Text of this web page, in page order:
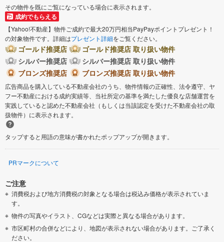
その物件を既にご覧になっている場合に表示されます。
成約でもらえる
【Yahoo!不動産】物件ご成約で最大20万円相当PayPayポイントプレゼント！
の対象物件です。詳細はプレゼント詳細をご覧ください。
ゴールド推奨店
ゴールド推奨店 取り扱い物件
シルバー推奨店
シルバー推奨店 取り扱い物件
ブロンズ推奨店
ブロンズ推奨店 取り扱い物件
広告商品を購入している不動産会社のうち、物件情報の正確性、法令遵守、ヤ
フー不動産における成約実績等、当社所定の基準を満たした優良な店舗運営を
実践していると認めた不動産会社（もしくは当該認定を受けた不動産会社の取
扱物件）に表示されます。
タップすると用語の意味が書かれたポップアップが開きます。
PRマークについて
ご注意
消費税および地方消費税の対象となる場合は税込み価格が表示されていま
す。
物件の写真やイラスト、CGなどは実際と異なる場合があります。
市区町村の合併などにより、地図が表示されない場合があります。ご了承く
ださい。